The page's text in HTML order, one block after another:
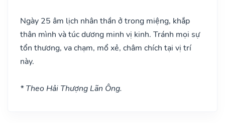
Ngày 25 âm lịch nhân thần ở trong miệng, khắp
thân mình và túc dương minh vị kinh. Tránh mọi sự
tổn thương, va chạm, mổ xẻ, châm chích tại vị trí
này.
* Theo Hải Thượng Lãn Ông.